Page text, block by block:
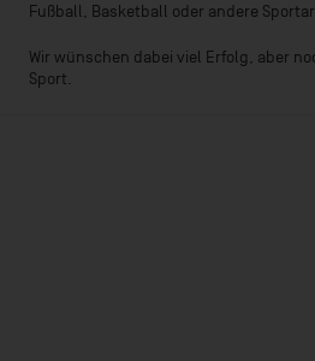
Fußball, Basketball oder andere
Wir wünschen dabei viel Erfolg, aber
Sport.